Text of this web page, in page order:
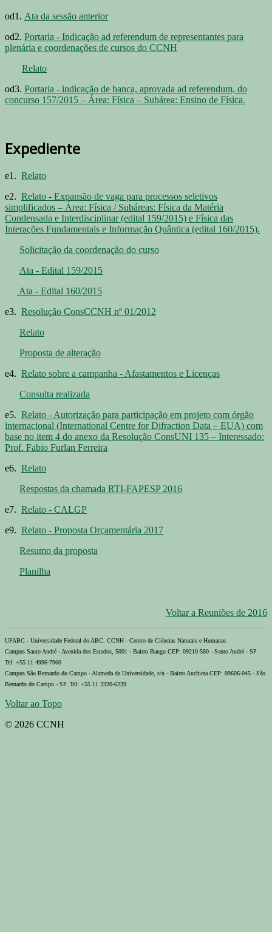
od1. Ata da sessão anterior
od2. Portaria - Indicação ad referendum de representantes para
plenária e coordenações de cursos do CCNH
Relato
od3. Portaria - indicação de banca, aprovada ad referendum, do
concurso 157/2015 – Área: Física – Subárea: Ensino de Física.
Expediente
e1. Relato
e2. Relato - Expansão de vaga para processos seletivos
simplificados – Área: Física / Subáreas: Física da Matéria
Condensada e Interdisciplinar (edital 159/2015) e Física das
Interações Fundamentais e Informação Quântica (edital 160/2015).
Solicitação da coordenação do curso
Ata - Edital 159/2015
Ata - Edital 160/2015
e3. Resolução ConsCCNH nº 01/2012
Relato
Proposta de alteração
e4. Relato sobre a campanha - Afastamentos e Licenças
Consulta realizada
e5. Relato - Autorização para participação em projeto com órgão
internacional (International Centre for Difraction Data – EUA) com
base no item 4 do anexo da Resolução ConsUNI 135 – Interessado:
Prof. Fabio Furlan Ferreira
e6. Relato
Respostas da chamada RTI-FAPESP 2016
e7. Relato - CALGP
e9. Relato - Proposta Orçamentária 2017
Resumo da proposta
Planilha
Voltar a Reuniões de 2016
UFABC - Universidade Federal do ABC. CCNH - Centro de Ciências Naturais e Humanas.
Campus Santo André - Avenida dos Estados, 5001 - Bairro Bangu CEP: 09210-580 - Santo André - SP
Tel: +55 11 4996-7960
Campus São Bernardo do Campo - Alameda da Universidade, s/n - Bairro Anchieta CEP: 09606-045 - São
Bernardo do Campo - SP. Tel: +55 11 2320-6229
Voltar ao Topo
© 2026 CCNH